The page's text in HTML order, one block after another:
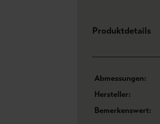
Produktdetails
Abmessungen:
Hersteller:
Bemerkenswert: